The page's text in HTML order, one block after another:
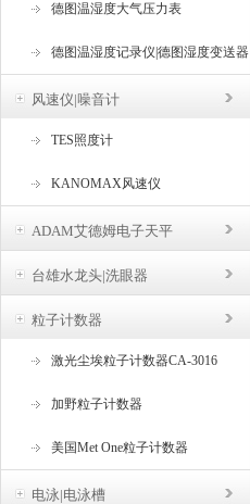
德图温湿度大气压力表
德图温湿度记录仪|德图湿度变送器
风速仪|噪音计
TES照度计
KANOMAX风速仪
ADAM艾德姆电子天平
台雄水龙头|洗眼器
粒子计数器
激光尘埃粒子计数器CA-3016
加野粒子计数器
美国Met One粒子计数器
电泳|电泳槽